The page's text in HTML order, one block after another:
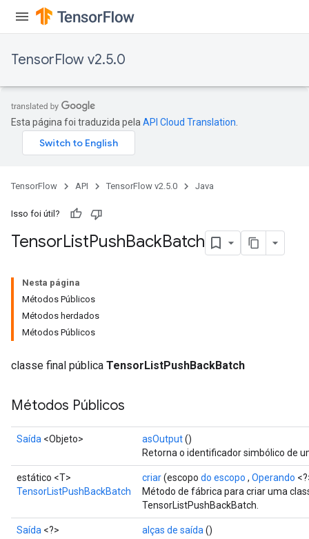
TensorFlow v2.5.0
Esta página foi traduzida pela API Cloud Translation
TensorFlow API TensorFlow v2.5.0 Java
Isso foi útil?
TensorListPushBackBatch
Nesta página
Métodos Públicos
Métodos herdados
Métodos Públicos
classe final pública TensorListPushBackBatch
Métodos Públicos
Saída <Objeto> asOutput()
Retorna o identificador simbólico de
estático <T>
TensorListPushBackBatch
criar(escopo do escopo , Operando
Método de fábrica para criar uma
TensorListPushBackBatch.
Saída <?> alças de saída ()